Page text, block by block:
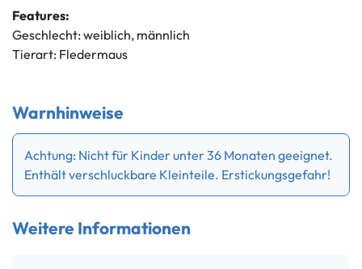
Features:
Geschlecht: weiblich, männlich
Tierart: Fledermaus
Warnhinweise
Achtung: Nicht für Kinder unter 36 Monaten geeignet.
Enthält verschluckbare Kleinteile. Erstickungsgefahr!
Weitere Informationen